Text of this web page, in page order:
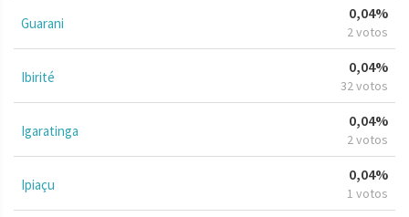
Guarani
0,04%
2 votos
Ibirité
0,04%
32 votos
Igaratinga
0,04%
2 votos
Ipiaçu
0,04%
1 votos